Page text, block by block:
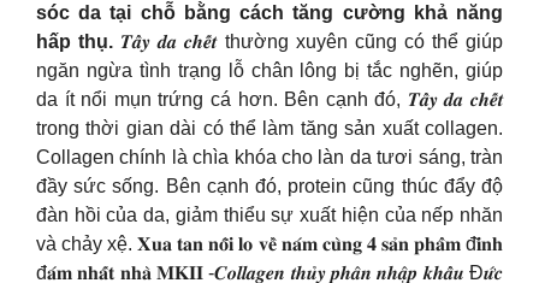
sóc da tại chỗ bằng cách tăng cường khả năng
hấp thụ. 𝑻𝒂̂̉𝒚 𝒅𝒂 𝒄𝒉𝒆̂́𝒕 thường xuyên cũng có thể giúp
ngăn ngừa tình trạng lỗ chân lông bị tắc nghẽn, giúp
da ít nổi mụn trứng cá hơn. Bên cạnh đó, 𝑻𝒂̂̉𝒚 𝒅𝒂 𝒄𝒉𝒆̂́𝒕
trong thời gian dài có thể làm tăng sản xuất collagen.
Collagen chính là chìa khóa cho làn da tươi sáng, tràn
đầy sức sống. Bên cạnh đó, protein cũng thúc đẩy độ
đàn hồi của da, giảm thiểu sự xuất hiện của nếp nhăn
và chảy xệ. 𝐗𝐮𝐚 𝐭𝐚𝐧 𝐧𝐨̂̃𝐢 𝐥𝐨 𝐯𝐞̂̀ 𝐧𝐚́𝐦 𝐜𝐮̀𝐧𝐠 𝟒 𝐬𝐚̉𝐧 𝐩𝐡𝐚̂̉𝐦 đ𝐢̀𝐧𝐡
đ𝐚́𝐦 𝐧𝐡𝐚̂́𝐭 𝐧𝐡𝐚̀ 𝐌𝐊𝐈𝐈 -𝑪𝒐𝒍𝒍𝒂𝒈𝒆𝒏 𝒕𝒉𝒖̉𝒚 𝒑𝒉𝒂̂𝒏 𝒏𝒉𝒂̣̂𝒑 𝒌𝒉𝒂̂̉𝒖 Đ𝒖̛́𝒄